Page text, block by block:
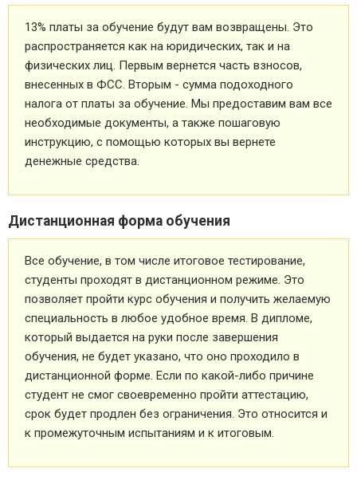
13% платы за обучение будут вам возвращены. Это
распространяется как на юридических, так и на
физических лиц. Первым вернется часть взносов,
внесенных в ФСС. Вторым - сумма подоходного
налога от платы за обучение. Мы предоставим вам все
необходимые документы, а также пошаговую
инструкцию, с помощью которых вы вернете
денежные средства.
Дистанционная форма обучения
Все обучение, в том числе итоговое тестирование,
студенты проходят в дистанционном режиме. Это
позволяет пройти курс обучения и получить желаемую
специальность в любое удобное время. В дипломе,
который выдается на руки после завершения
обучения, не будет указано, что оно проходило в
дистанционной форме. Если по какой-либо причине
студент не смог своевременно пройти аттестацию,
срок будет продлен без ограничения. Это относится и
к промежуточным испытаниям и к итоговым.